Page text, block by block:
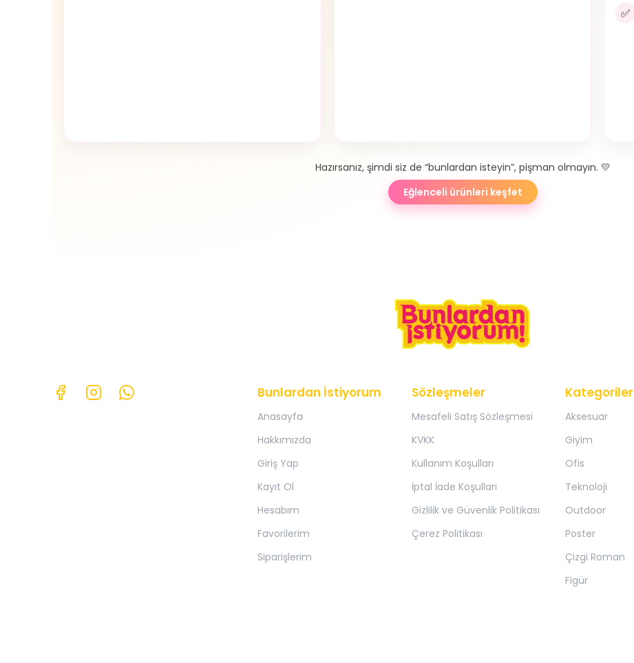
✅
Hazırsanız, şimdi siz de “bunlardan isteyin”, pişman olmayın. 💛
Eğlenceli ürünleri keşfet
Bunlardan İstiyorum
Anasayfa
Hakkımızda
Giriş Yap
Kayıt Ol
Hesabım
Favorilerim
Siparişlerim
Sözleşmeler
Mesafeli Satış Sözleşmesi
KVKK
Kullanım Koşulları
İptal İade Koşulları
Gizlilik ve Güvenlik Politikası
Çerez Politikası
Kategoriler
Aksesuar
Giyim
Ofis
Teknoloji
Outdoor
Poster
Çizgi Roman
Figür